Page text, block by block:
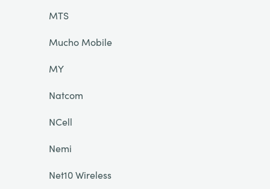
MTS
Mucho Mobile
MY
Natcom
NCell
Nemi
Net10 Wireless